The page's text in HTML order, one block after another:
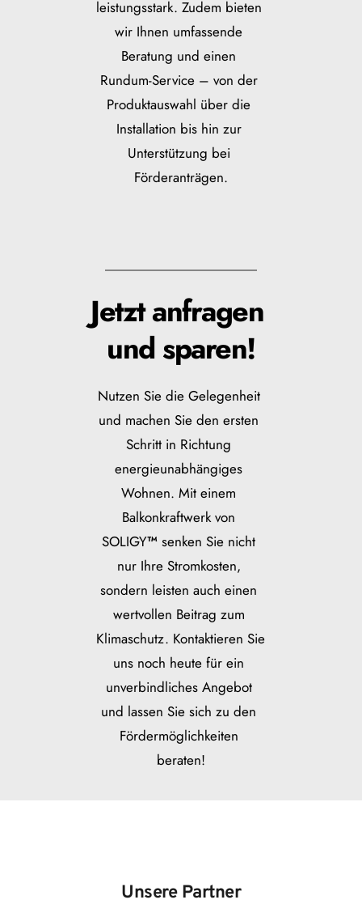
leistungsstark. Zudem bieten
wir Ihnen umfassende
Beratung und einen
Rundum-Service – von der
Produktauswahl über die
Installation bis hin zur
Unterstützung bei
Förderanträgen.
Jetzt anfragen
und sparen!
Nutzen Sie die Gelegenheit
und machen Sie den ersten
Schritt in Richtung
energieunabhängiges
Wohnen. Mit einem
Balkonkraftwerk von
SOLIGY™ senken Sie nicht
nur Ihre Stromkosten,
sondern leisten auch einen
wertvollen Beitrag zum
Klimaschutz. Kontaktieren Sie
uns noch heute für ein
unverbindliches Angebot
und lassen Sie sich zu den
Fördermöglichkeiten
beraten!
Unsere Partner